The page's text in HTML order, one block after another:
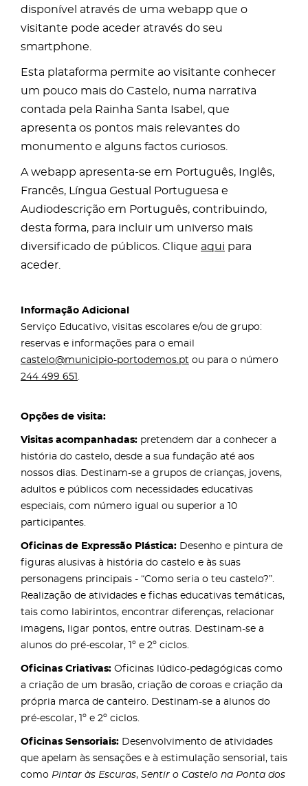
disponível através de uma webapp que o
visitante pode aceder através do seu
smartphone.
Esta plataforma permite ao visitante conhecer
um pouco mais do Castelo, numa narrativa
contada pela Rainha Santa Isabel, que
apresenta os pontos mais relevantes do
monumento e alguns factos curiosos.
A webapp apresenta-se em Português, Inglês,
Francês, Língua Gestual Portuguesa e
Audiodescrição em Português, contribuindo,
desta forma, para incluir um universo mais
diversificado de públicos. Clique aqui para
aceder.
Informação Adicional
Serviço Educativo, visitas escolares e/ou de grupo:
reservas e informações para o email
castelo@municipio-portodemos.pt ou para o número
244 499 651.
Opções de visita:
Visitas acompanhadas: pretendem dar a conhecer a
história do castelo, desde a sua fundação até aos
nossos dias. Destinam-se a grupos de crianças, jovens,
adultos e públicos com necessidades educativas
especiais, com número igual ou superior a 10
participantes.
Oficinas de Expressão Plástica: Desenho e pintura de
figuras alusivas à história do castelo e às suas
personagens principais - “Como seria o teu castelo?”.
Realização de atividades e fichas educativas temáticas,
tais como labirintos, encontrar diferenças, relacionar
imagens, ligar pontos, entre outras. Destinam-se a
alunos do pré-escolar, 1º e 2º ciclos.
Oficinas Criativas: Oficinas lúdico-pedagógicas como
a criação de um brasão, criação de coroas e criação da
própria marca de canteiro. Destinam-se a alunos do
pré-escolar, 1º e 2º ciclos.
Oficinas Sensoriais: Desenvolvimento de atividades
que apelam às sensações e à estimulação sensorial, tais
como Pintar às Escuras, Sentir o Castelo na Ponta dos